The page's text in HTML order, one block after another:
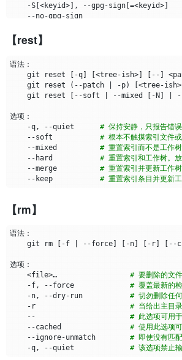
    -S
[<keyid>] , --gpg-sign[=<keyid>]
--no-gpg-
【rest】
    git reset
[ -q] [<tree-ish>] [ -- ]
    git reset
( --patch -p) [<tree-ish>
    git reset
[ --soft --mixed [ -N]
    -q, --quiet
# 保持安静，只报告错误
    --soft
# 根本不触摸索引文件
    --mixed
# 重置索引而不是工作
    --hard
# 重置索引和工作树。
    --merge
# 重置索引并更新工作
    --keep
# 重置索引条目并更新
【rm】
    git rm
-f --force] -n] -r] --
    <file>…​
# 要删除的文件
    -f, --force
# 覆盖最新的
    -n, --dry-run
# 切勿删除任
    -r
# 当给出主目
    --
# 此选项可用
    --cached
# 使用此选项
    --ignore-unmatch
# 即使没有匹
    -q, --quiet
# 该选项禁止